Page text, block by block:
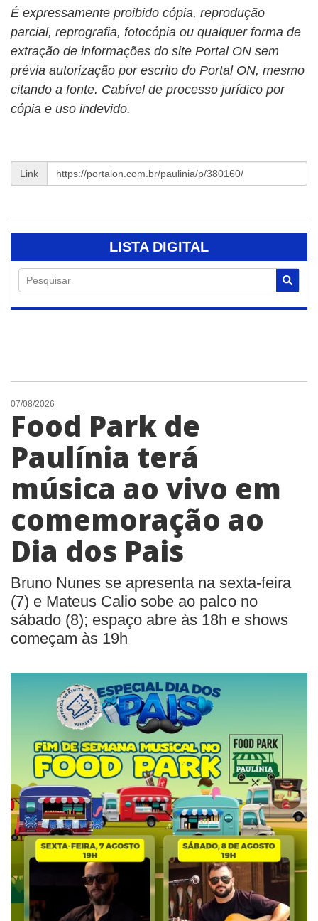
É expressamente proibido cópia, reprodução
parcial, reprografia, fotocópia ou qualquer forma de
extração de informações do site Portal ON sem
prévia autorização por escrito do Portal ON, mesmo
citando a fonte. Cabível de processo jurídico por
cópia e uso indevido.
Link
LISTA DIGITAL
Pesquisar
07/08/2026
Food Park de
Paulínia terá
música ao vivo em
comemoração ao
Dia dos Pais
Bruno Nunes se apresenta na sexta-feira
(7) e Mateus Calio sobe ao palco no
sábado (8); espaço abre às 18h e shows
começam às 19h